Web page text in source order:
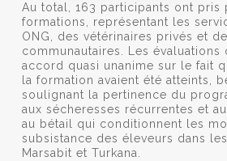
Au total, 163 participants ont pris
formations, représentant les
ONG, des vétérinaires privés et
communautaires. Les évaluations
accord quasi unanime sur le fait
la formation avaient été atteints,
soulignant la pertinence du
aux sécheresses récurrentes et
au bétail qui conditionnent les
subsistance des éleveurs dans
Marsabit et Turkana.